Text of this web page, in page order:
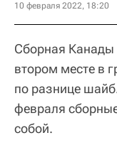
10 февраля 2022, 18:20
Сборная Канады
втором месте в
по разнице
февраля
собой.